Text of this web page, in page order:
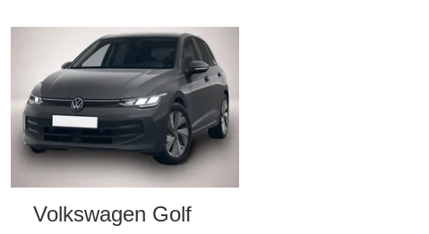
Volkswagen Golf